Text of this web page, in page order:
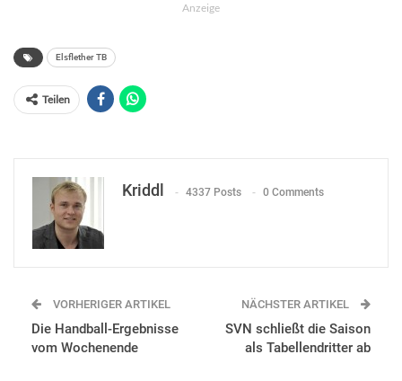
Anzeige
Elsflether TB
Teilen
Kriddl 4337 Posts 0 Comments
VORHERIGER ARTIKEL
Die Handball-Ergebnisse
vom Wochenende
NÄCHSTER ARTIKEL
SVN schließt die Saison
als Tabellendritter ab